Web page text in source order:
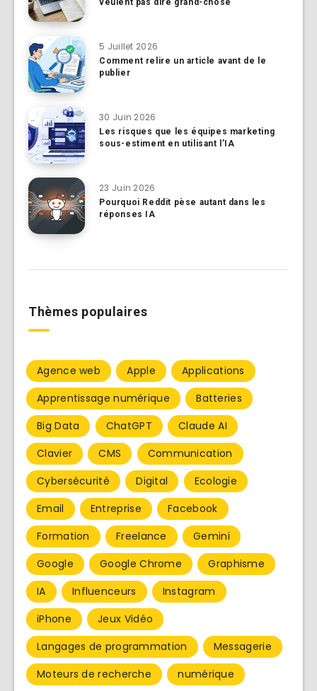
5 Juillet 2026
Comment relire un article avant de le
publier
30 Juin 2026
Les risques que les équipes marketing
sous-estiment en utilisant l’IA
23 Juin 2026
Pourquoi Reddit pèse autant dans les
réponses IA
Thèmes populaires
Agence web Apple
Applications
Apprentissage numérique
Batteries
Big Data
ChatGPT
Claude AI
Clavier
CMS
Communication
Cybersécurité
Digital
Ecologie
Email
Entreprise
Facebook
Formation
Freelance
Gemini
Google
Google Chrome
Graphisme
IA
Influenceurs
Instagram
iPhone
Jeux Vidéo
Langages de programmation
Messagerie
Moteurs de recherche
numérique